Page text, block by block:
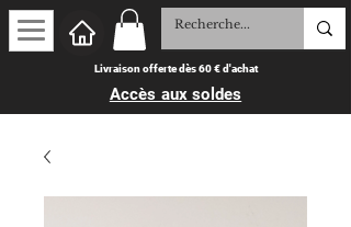
Livraison offerte dès 60 € d'achat
Accès aux soldes